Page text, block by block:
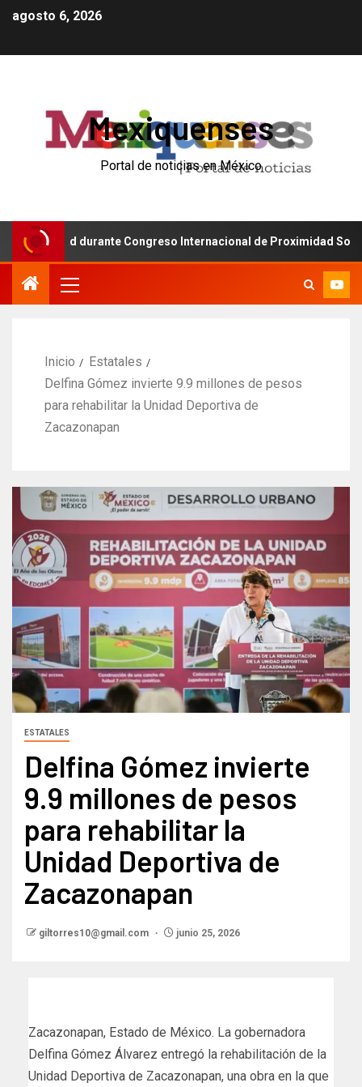
agosto 6, 2026
Mexiquenses
Portal de noticias en México
durante Congreso Internacional de Proximidad Social en
Inicio
Estatales
Delfina Gómez invierte 9.9 millones de pesos
para rehabilitar la Unidad Deportiva de
Zacazonapan
ESTATALES
Delfina Gómez invierte
9.9 millones de pesos
para rehabilitar la
Unidad Deportiva de
Zacazonapan
giltorres10@gmail.com junio 25, 2026
Zacazonapan, Estado de México. La gobernadora
Delfina Gómez Álvarez entregó la rehabilitación de la
Unidad Deportiva de Zacazonapan, una obra en la que